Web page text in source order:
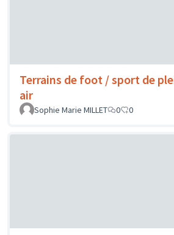
Terrains de foot / sport de
air
Sophie Marie MILLET
0 0